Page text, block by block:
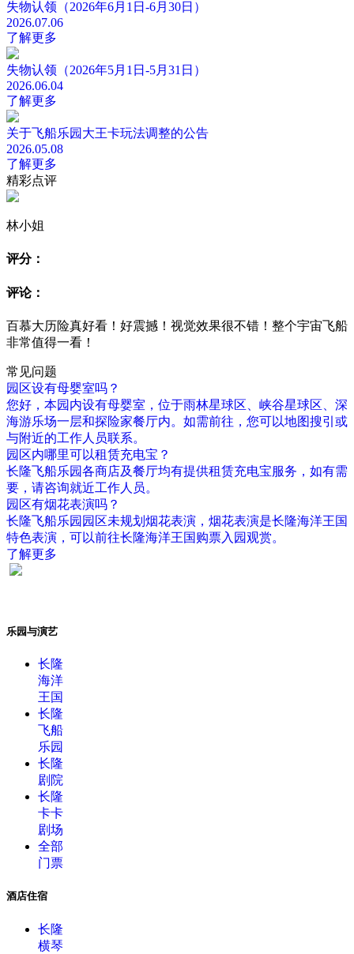
失物认领（2026年6月1日-6月30日）
2026.07.06
了解更多
失物认领（2026年5月1日-5月31日）
2026.06.04
了解更多
关于飞船乐园大王卡玩法调整的公告
2026.05.08
了解更多
精彩点评
林小姐
评分：
评论：
百慕大历险真好看！好震撼！视觉效果很不错！整个宇宙飞船
非常值得一看！
常见问题
园区设有母婴室吗？
您好，本园内设有母婴室，位于雨林星球区、峡谷星球区、深
海游乐场一层和探险家餐厅内。如需前往，您可以地图搜引或
与附近的工作人员联系。
园区内哪里可以租赁充电宝？
长隆飞船乐园各商店及餐厅均有提供租赁充电宝服务，如有需
要，请咨询就近工作人员。
园区有烟花表演吗？
长隆飞船乐园园区未规划烟花表演，烟花表演是长隆海洋王国
特色表演，可以前往长隆海洋王国购票入园观赏。
了解更多
乐园与演艺
长隆
海洋
王国
长隆
飞船
乐园
长隆
剧院
长隆
卡卡
剧场
全部
门票
酒店住宿
长隆
横琴